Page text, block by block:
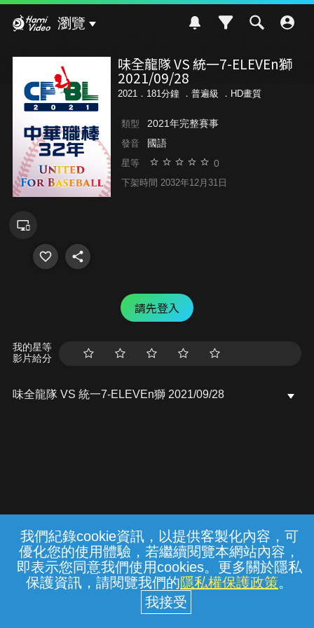
我們紀錄cookie資訊，以提供客製化內容，可
優化您的使用體驗，若繼續閱覽本網站內容，
即表示您同意我們使用cookies。更多關於隱私
保護資訊，請閱覽我們的隱私權保護政策。
瀏覽
味全龍隊 VS 統一7-ELEVEn獅
2021/09/28
2021．181分鐘 ． 普遍級 ．HD畫質
類型 2021年完整賽事
發音 國語
星等 0
下架時間 2032年12月31日
請先登入
我的星等
影片給分
味全龍隊 VS 統一7-ELEVEn獅 2021/09/28
常見問題 線上客服 服務條款 隱私權保護
中華電信股份有限公司個人家庭分公司
(統一編號：96979949) © 2026
{{notifyMsg}}